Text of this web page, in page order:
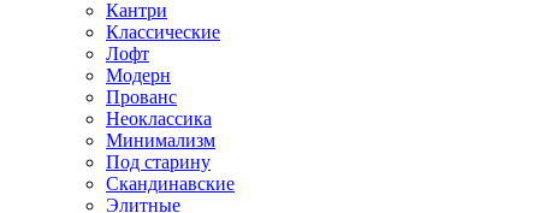
Кантри
Классические
Лофт
Модерн
Прованс
Неоклассика
Минимализм
Под старину
Скандинавские
Элитные